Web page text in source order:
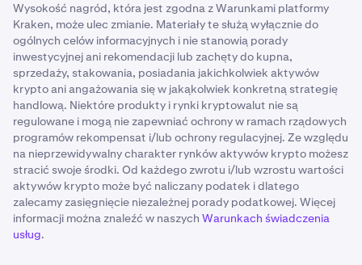
Wysokość nagród, która jest zgodna z Warunkami platformy
Kraken, może ulec zmianie. Materiały te służą wyłącznie do
ogólnych celów informacyjnych i nie stanowią porady
inwestycyjnej ani rekomendacji lub zachęty do kupna,
sprzedaży, stakowania, posiadania jakichkolwiek aktywów
krypto ani angażowania się w jakąkolwiek konkretną strategię
handlową. Niektóre produkty i rynki kryptowalut nie są
regulowane i mogą nie zapewniać ochrony w ramach rządowych
programów rekompensat i/lub ochrony regulacyjnej. Ze względu
na nieprzewidywalny charakter rynków aktywów krypto możesz
stracić swoje środki. Od każdego zwrotu i/lub wzrostu wartości
aktywów krypto może być naliczany podatek i dlatego
zalecamy zasięgnięcie niezależnej porady podatkowej. Więcej
informacji można znaleźć w naszych Warunkach świadczenia
usług.